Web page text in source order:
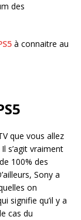
des
à connaitre au
que vous allez
s’agit vraiment
100% des
Sony a
on
signifie qu’il y a
cas du